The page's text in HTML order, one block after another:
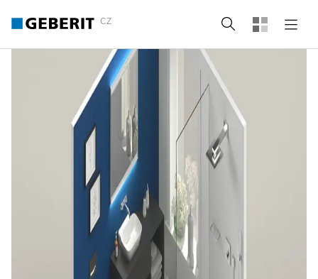
CZ Vyhledat